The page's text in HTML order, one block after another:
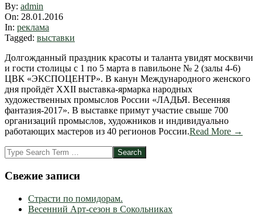
2016-
01-
28
By: admin
On: 28.01.2016
In: реклама
Tagged: выставки
Долгожданный праздник красоты и таланта увидят москвичи
и гости столицы с 1 по 5 марта в павильоне № 2 (залы 4-6)
ЦВК «ЭКСПОЦЕНТР». В канун Международного женского
дня пройдёт XXII выставка-ярмарка народных
художественных промыслов России «ЛАДЬЯ. Весенняя
фантазия-2017». В выставке примут участие свыше 700
организаций промыслов, художников и индивидуально
работающих мастеров из 40 регионов России.Read More →
Search
Свежие записи
Страсти по помидорам.
Весенний Арт-сезон в Сокольниках